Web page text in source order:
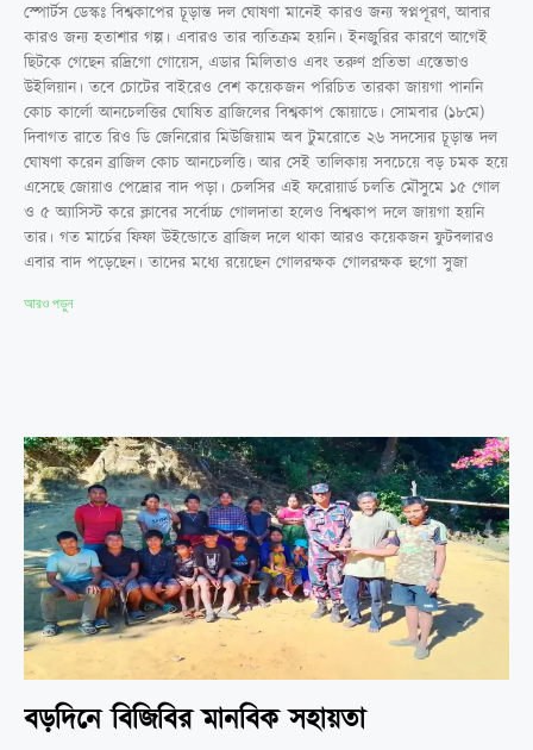
স্পোর্টস ডেস্কঃ বিশ্বকাপের চূড়ান্ত দল ঘোষণা মানেই কারও জন্য স্বপ্নপূরণ, আবার
কারও জন্য হতাশার গল্প। এবারও তার ব্যতিক্রম হয়নি। ইনজুরির কারণে আগেই
ছিটকে গেছেন রদ্রিগো গোয়েস, এডার মিলিতাও এবং তরুণ প্রতিভা এস্তেভাও
উইলিয়ান। তবে চোটের বাইরেও বেশ কয়েকজন পরিচিত তারকা জায়গা পাননি
কোচ কার্লো আনচেলত্তির ঘোষিত ব্রাজিলের বিশ্বকাপ স্কোয়াডে। সোমবার (১৮মে)
দিবাগত রাতে রিও ডি জেনিরোর মিউজিয়াম অব টুমরোতে ২৬ সদস্যের চূড়ান্ত দল
ঘোষণা করেন ব্রাজিল কোচ আনচেলত্তি। আর সেই তালিকায় সবচেয়ে বড় চমক হয়ে
এসেছে জোয়াও পেদ্রোর বাদ পড়া। চেলসির এই ফরোয়ার্ড চলতি মৌসুমে ১৫ গোল
ও ৫ অ্যাসিস্ট করে ক্লাবের সর্বোচ্চ গোলদাতা হলেও বিশ্বকাপ দলে জায়গা হয়নি
তার। গত মার্চের ফিফা উইন্ডোতে ব্রাজিল দলে থাকা আরও কয়েকজন ফুটবলারও
এবার বাদ পড়েছেন। তাদের মধ্যে রয়েছেন গোলরক্ষক গোলরক্ষক হুগো সুজা
আরও পড়ুন
বড়দিনে বিজিবির মানবিক সহায়তা